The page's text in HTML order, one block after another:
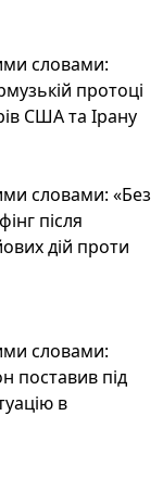
словами:
протоці
США та Ірану
словами: «Без
після
дій проти
словами:
поставив під
в